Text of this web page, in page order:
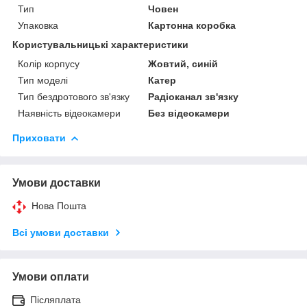
Тип
Човен
Упаковка
Картонна коробка
Користувальницькі характеристики
Колір корпусу
Жовтий, синій
Тип моделі
Катер
Тип бездротового зв'язку
Радіоканал зв'язку
Наявність відеокамери
Без відеокамери
Приховати
Умови доставки
Нова Пошта
Всі умови доставки
Умови оплати
Післяплата